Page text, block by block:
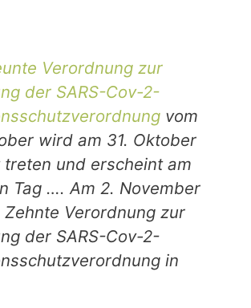
Verordnung zur
der SARS-Cov-2-
vom
wird am 31. Oktober
treten und erscheint am
Tag …. Am 2. November
Verordnung zur
der SARS-Cov-2-
in